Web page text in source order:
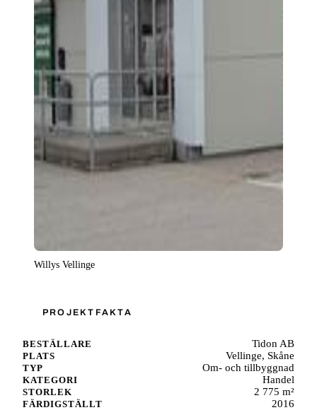
Willys Vellinge
PROJEKTFAKTA
BESTÄLLARE Tidon AB
PLATS Vellinge, Skåne
TYP Om- och tillbyggnad
KATEGORI Handel
STORLEK 2 775 m²
FÄRDIGSTÄLLT 2016